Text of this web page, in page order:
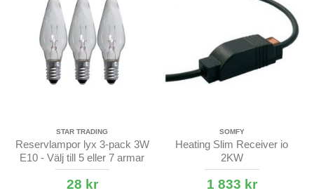
STAR TRADING
Reservlampor lyx 3-pack 3W
E10 - Välj till 5 eller 7 armar
28 kr
SOMFY
Heating Slim Receiver io
2KW
1 833 kr